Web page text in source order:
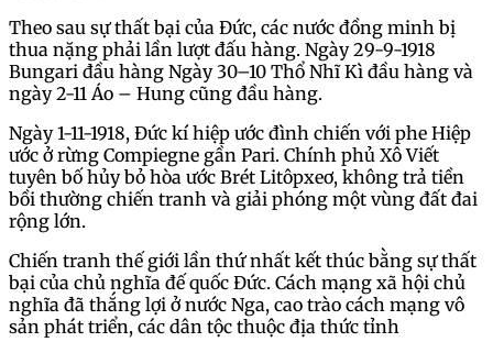
Theo sau sự thất bại của Đức, các nước đồng minh bị
thua nặng phải lần lượt đấu hàng. Ngày 29-9-1918
Bungari đầu hàng Ngày 30–10 Thổ Nhĩ Kì đầu hàng và
ngày 2-11 Áo – Hung cũng đầu hàng.
Ngày 1-11-1918, Đức kí hiệp ước đình chiến với phe Hiệp
ước ở rừng Compiegne gần Pari. Chính phủ Xô Viết
tuyên bố hủy bỏ hòa ước Brét Litôpxeơ, không trả tiền
bồi thường chiến tranh và giải phóng một vùng đất đai
rộng lớn.
Chiến tranh thế giới lần thứ nhất kết thúc bằng sự thất
bại của chủ nghĩa đế quốc Đức. Cách mạng xã hội chủ
nghĩa đã thắng lợi ở nước Nga, cao trào cách mạng vô
sản phát triển, các dân tộc thuộc địa thức tỉnh